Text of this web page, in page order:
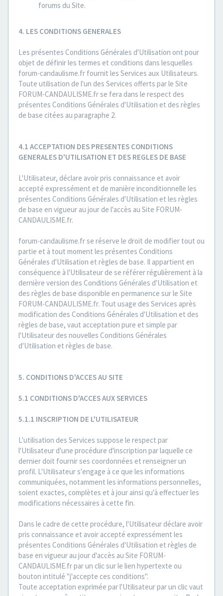
forums du Site.
4. LES CONDITIONS GENERALES
Les présentes Conditions Générales d'Utilisation ont pour
objet de définir les termes et conditions dans lesquelles
forum-candaulisme.fr fournit les Services aux Utilisateurs.
Toute utilisation de l'un des Services offerts par le Site
FORUM-CANDAULISME.fr se fera dans le respect des
présentes Conditions Générales d'Utilisation et des règles
de base citées au paragraphe 2.
4.1 ACCEPTATION DES PRESENTES CONDITIONS
GENERALES D'UTILISATION ET DES REGLES DE BASE
L'Utilisateur, déclare avoir pris connaissance et avoir
accepté expressément et de manière inconditionnelle les
présentes Conditions Générales d'Utilisation et les règles
de base en vigueur au jour de l'accès au Site FORUM-
CANDAULISME.fr.
forum-candaulisme.fr se réserve le droit de modifier tout ou
partie et à tout moment les présentes Conditions
Générales d'Utilisation et règles de base. Il appartient en
conséquence à l'Utilisateur de se référer régulièrement à la
dernière version des Conditions Générales d'Utilisation et
des règles de base disponible en permanence sur le Site
FORUM-CANDAULISME.fr. Tout usage des Services après
modification des Conditions Générales d'Utilisation et des
règles de base, vaut acceptation pure et simple par
l'Utilisateur des nouvelles Conditions Générales
d'Utilisation et règles de base.
5. CONDITIONS D'ACCES AU SITE
5.1 CONDITIONS D'ACCES AUX SERVICES
5.1.1 INSCRIPTION DE L'UTILISATEUR
L'utilisation des Services suppose le respect par
l'Utilisateur d'une procédure d'inscription par laquelle ce
dernier doit fournir ses coordonnées et renseigner un
profil. L'Utilisateur s'engage à ce que les informations
communiquées, notamment les informations personnelles,
soient exactes, complètes et à jour ainsi qu'à effectuer les
modifications nécessaires à cette fin.
Dans le cadre de cette procédure, l'Utilisateur déclare avoir
pris connaissance et avoir accepté expressément les
présentes Conditions Générales d'Utilisation et règles de
base en vigueur au jour d'accès au Site FORUM-
CANDAULISME.fr par un clic sur le lien hypertexte ou
bouton intitulé "j'accepte ces conditions".
Toute acceptation exprimée par l'Utilisateur par un clic vaut